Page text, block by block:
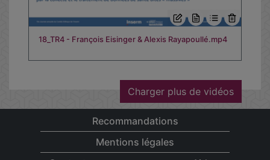
18_TR4 - François Eisinger & Alexis Rayapoullé.mp4
Charger plus de vidéos
Recommandations
Mentions légales